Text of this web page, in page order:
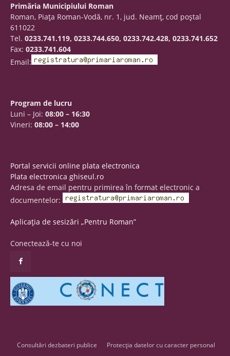
Primăria Municipiului Roman
Roman, Piaţa Roman-Vodă, nr. 1, jud. Neamţ, cod poştal
611022
Tel. 0233.741.119, 0233.744.650, 0233.742.428, 0233.741.652
Fax: 0233.741.604
Email:
Program de lucru
Luni – Joi: 08:00 – 16:30
Vineri: 08:00 – 14:00
Portal servicii online plata electronica
Plata electronica ghiseul.ro
Adresa de email pentru primirea în format electronic a
documentelor:
Aplicația de sesizări „Pentru Roman”
Conectează-te cu noi
Consultări dezbateri publice Protecția datelor cu caracter personal